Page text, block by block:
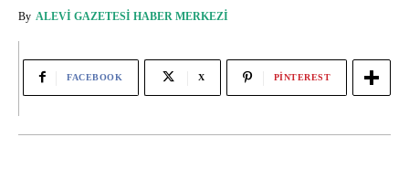
By ALEVI GAZETESI HABER MERKEZI
FACEBOOK X PINTEREST